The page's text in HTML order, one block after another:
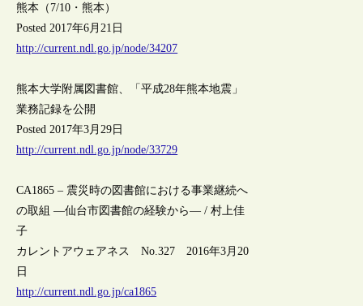
熊本（7/10・熊本）
Posted 2017年6月21日
http://current.ndl.go.jp/node/34207
熊本大学附属図書館、「平成28年熊本地震」
業務記録を公開
Posted 2017年3月29日
http://current.ndl.go.jp/node/33729
CA1865 – 震災時の図書館における事業継続へ
の取組 ―仙台市図書館の経験から― / 村上佳
子
カレントアウェアネス No.327 2016年3月20
日
http://current.ndl.go.jp/ca1865